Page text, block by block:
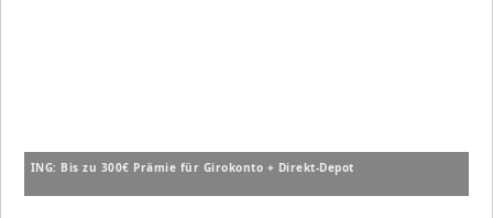
ING: Bis zu 300€ Prämie für Girokonto + Direkt-Depot